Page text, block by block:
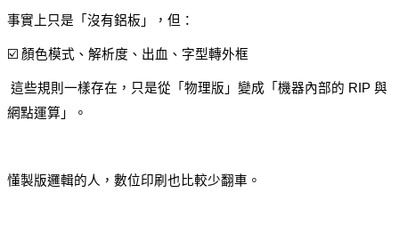
事實上只是「沒有鋁板」，但：
☑️ 顏色模式、解析度、出血、字型轉外框
網點運算」。
懂製版邏輯的人，數位印刷也比較少翻車。